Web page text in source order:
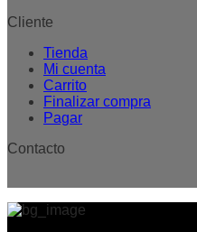
Cliente
Tienda
Mi cuenta
Carrito
Finalizar compra
Pagar
Contacto